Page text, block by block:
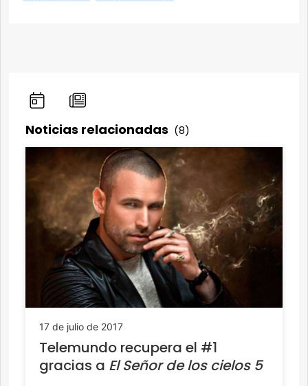
Noticias relacionadas (8)
17 de julio de 2017
Telemundo recupera el #1
gracias a El Señor de los cielos 5